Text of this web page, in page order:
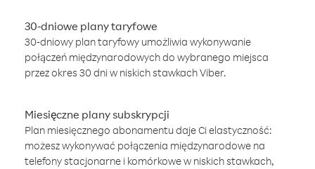
30-dniowe plany taryfowe
30-dniowy plan taryfowy umożliwia wykonywanie
połączeń międzynarodowych do wybranego miejsca
przez okres 30 dni w niskich stawkach Viber.
Miesięczne plany subskrypcji
Plan miesięcznego abonamentu daje Ci elastyczność:
możesz wykonywać połączenia międzynarodowe na
telefony stacjonarne i komórkowe w niskich stawkach,